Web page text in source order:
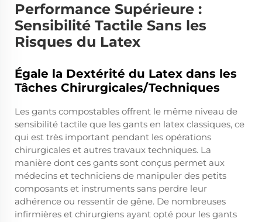
Performance Supérieure :
Sensibilité Tactile Sans les
Risques du Latex
Égale la Dextérité du Latex dans les
Tâches Chirurgicales/Techniques
Les gants compostables offrent le même niveau de
sensibilité tactile que les gants en latex classiques, ce
qui est très important pendant les opérations
chirurgicales et autres travaux techniques. La
manière dont ces gants sont conçus permet aux
médecins et techniciens de manipuler des petits
composants et instruments sans perdre leur
adhérence ou ressentir de gêne. De nombreuses
infirmières et chirurgiens ayant opté pour les gants